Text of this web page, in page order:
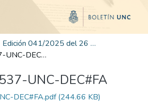
Edición 041/2025 del 26 de agosto de 2025
RD-2025-537-UNC-DEC#FA
UNC-DEC#FA
DEC#FA.pdf(244.66 KB)